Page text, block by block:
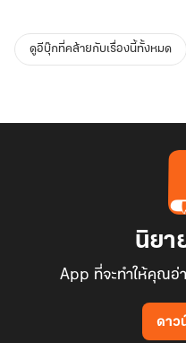
ดูอีบุ๊กที่คล้ายกับเรื่องนี้ทั้งหมด
นิยา
App ที่จะทำให้คุณอ่
ดาว